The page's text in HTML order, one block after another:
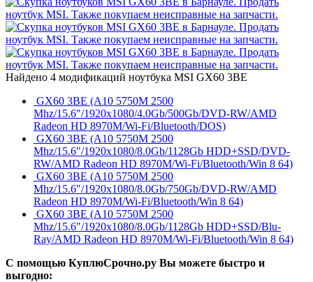
Найдено 4 модификаций ноутбука MSI GX60 3BE
GX60 3BE (A10 5750M 2500
Mhz/15.6"/1920x1080/4.0Gb/500Gb/DVD-RW/AMD
Radeon HD 8970M/Wi-Fi/Bluetooth/DOS)
GX60 3BE (A10 5750M 2500
Mhz/15.6"/1920x1080/8.0Gb/1128Gb HDD+SSD/DVD-
RW/AMD Radeon HD 8970M/Wi-Fi/Bluetooth/Win 8 64)
GX60 3BE (A10 5750M 2500
Mhz/15.6"/1920x1080/8.0Gb/750Gb/DVD-RW/AMD
Radeon HD 8970M/Wi-Fi/Bluetooth/Win 8 64)
GX60 3BE (A10 5750M 2500
Mhz/15.6"/1920x1080/8.0Gb/1128Gb HDD+SSD/Blu-
Ray/AMD Radeon HD 8970M/Wi-Fi/Bluetooth/Win 8 64)
С помощью КуплюСрочно.ру Вы можете быстро и
выгодно: